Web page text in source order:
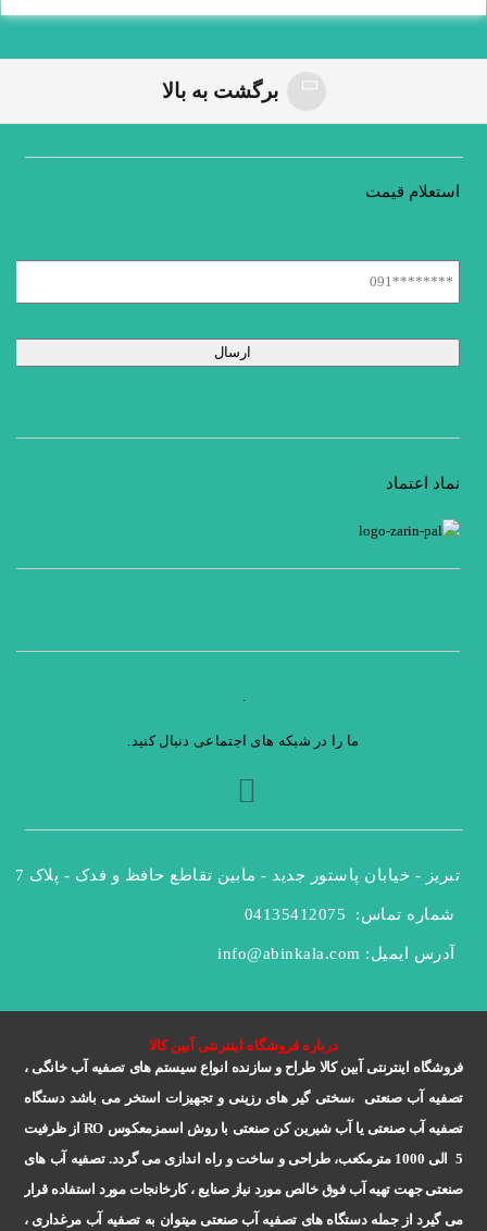
برگشت به بالا
استعلام قیمت
نماد اعتماد
ما را در شبکه های اجتماعی دنبال کنید.
تبریز - خیابان پاستور جدید - مابین تقاطع حافظ و فدک - پلاک 47
شماره تماس: 04135412075
آدرس ایمیل: info@abinkala.com
درباره فروشگاه اینترنتی آبین کالا
فروشگاه اینترنتی آبین کالا طراح و سازنده انواع سیستم های تصفیه آب خانگی ،
تصفیه آب صنعتی ،سختی گیر های رزینی و تجهیزات استخر می باشد دستگاه
تصفیه آب صنعتی یا آب شیرین کن صنعتی با روش اسمزمعکوس
از ظرفیت
5 الی 1000 مترمکعب، طراحی و ساخت و راه اندازی می گردد. تصفیه آب های
صنعتی جهت تهیه آب فوق خالص مورد نیاز صنایع ، کارخانجات مورد استفاده قرار
می گیرد از جمله دستگاه های تصفیه آب صنعتی میتوان به تصفیه آب مرغداری ،